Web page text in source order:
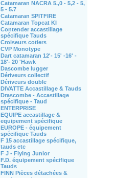
Catamaran NACRA 5.,0 - 5,2 - 5,
5 - 5.7
Catamaran SPITFIRE
Catamaran Topcat KI
Contender accastillage
spécifique Tauds
Croiseurs cotiers
CVP Monotype
Dart catamaran 12'- 15' -16' -
18'- 20 'Hawk
Dascombe lugger
Dériveurs collectif
Dériveurs double
DIVATTE Accastillage & Tauds
Drascombe - Accastillage
spécifique - Taud
ENTERPRISE
EQUIPE accastillage &
equipement spécifique
EUROPE - équipement
spécifique Tauds
F 15 accastillage spécifique,
tauds etc
F J - Flying Junior
F.D. équipement spécifique
Tauds
FINN Pièces détachées &